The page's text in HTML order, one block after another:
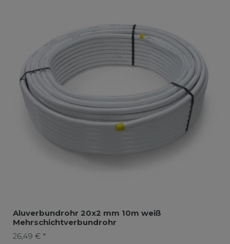
Aluverbundrohr 20x2 mm 10m weiß
Mehrschichtverbundrohr
26,49 € *